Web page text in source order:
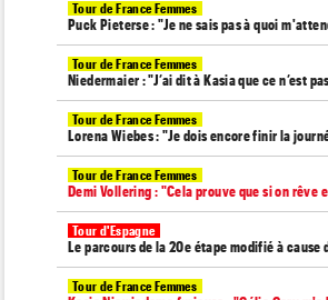
Tour de France Femmes
Puck Pieterse : "Je ne sais pas à quoi
Tour de France Femmes
Niedermaier : "J’ai dit à Kasia que ce n’est
Tour de France Femmes
Lorena Wiebes : "Je dois encore finir la
Tour de France Femmes
Demi Vollering : "Cela prouve que si on rêve
Tour d'Espagne
Le parcours de la 20e étape modifié à cause
Tour de France Femmes